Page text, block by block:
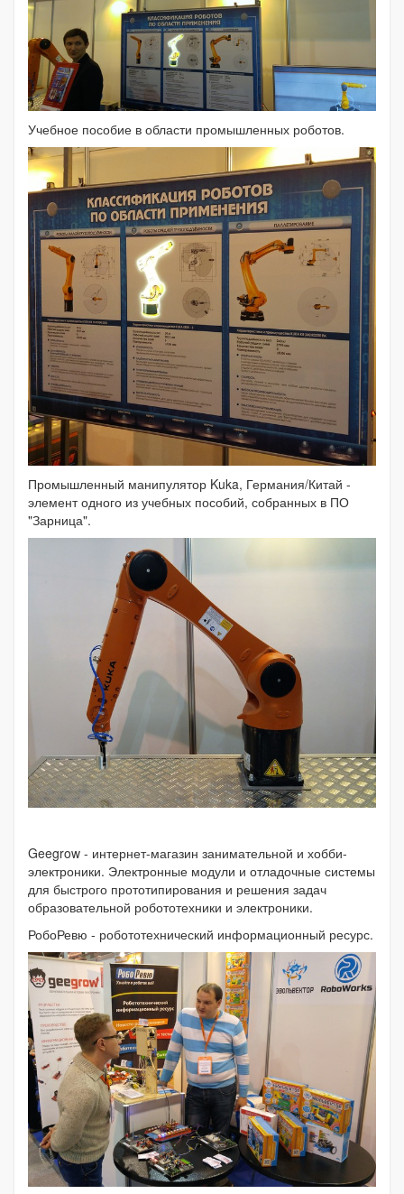
Учебное пособие в области промышленных роботов.
Промышленный манипулятор Kuka, Германия/Китай -
элемент одного из учебных пособий, собранных в ПО
"Зарница".
Geegrow - интернет-магазин занимательной и хобби-
электроники. Электронные модули и отладочные системы
для быстрого прототипирования и решения задач
образовательной робототехники и электроники.
РобоРевю - робототехнический информационный ресурс.